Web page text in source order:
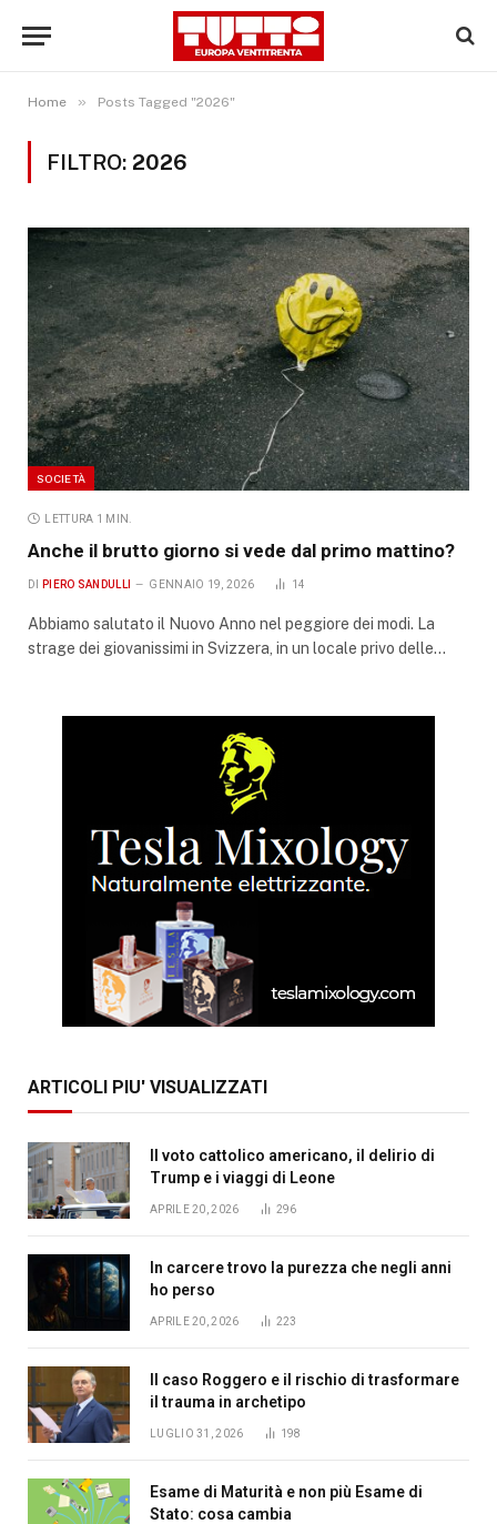
Home » Posts Tagged "2026"
FILTRO: 2026
SOCIETÀ
LETTURA 1 MIN.
Anche il brutto giorno si vede dal primo mattino?
DI PIERO SANDULLI GENNAIO 19, 2026 14
Abbiamo salutato il Nuovo Anno nel peggiore dei modi. La
strage dei giovanissimi in Svizzera, in un locale privo delle…
ARTICOLI PIU' VISUALIZZATI
Il voto cattolico americano, il delirio di
Trump e i viaggi di Leone
APRILE 20, 2026 296
In carcere trovo la purezza che negli anni
ho perso
APRILE 20, 2026 223
Il caso Roggero e il rischio di trasformare
il trauma in archetipo
LUGLIO 31, 2026 198
Esame di Maturità e non più Esame di
Stato: cosa cambia